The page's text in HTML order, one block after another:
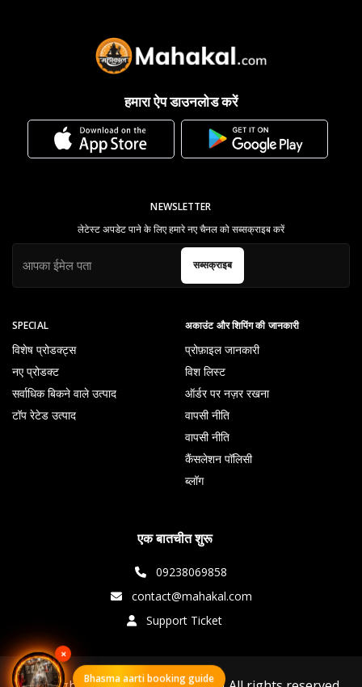
हमारा ऐप डाउनलोड करें
SPECIAL
विशेष प्रोडक्ट्स
नए प्रोडक्ट
सर्वाधिक बिकने वाले उत्पाद
टॉप रेटेड उत्पाद
अकाउंट और शिपिंग की जानकारी
प्रोफ़ाइल जानकारी
विश लिस्ट
ऑर्डर पर नज़र रखना
वापसी नीति
वापसी नीति
कैंसलेशन पॉलिसी
ब्लॉग
NEWSLETTER
लेटेस्ट अपडेट पाने के लिए हमारे नए चैनल को सब्सक्राइब करें
सब्सक्राइब
एक बातचीत शुरू
09238069858
contact@mahakal.com
Support Ticket
×
Bhasma aarti booking guide